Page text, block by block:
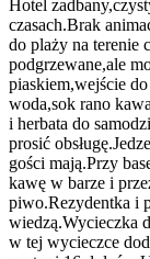
Hotel
czasach.Brak
do plaży na terenie
podgrzewane,ale
piaskiem,wejście
woda,sok rano
i herbata do
prosić
gości mają.Przy
kawę w barze i
piwo.Rezydentka i
wiedzą.Wycieczka
w tej wycieczce